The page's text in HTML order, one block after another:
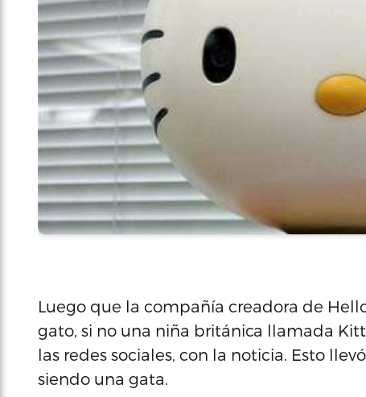
Luego que la compañía creadora de
gato, si no una niña británica llamada
las redes sociales, con la noticia. Esto
siendo una gata.